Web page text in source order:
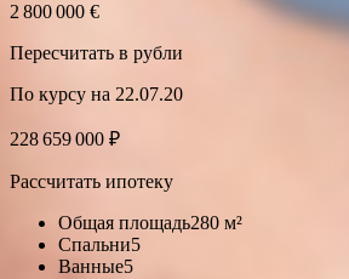
2 800 000 €
Пересчитать в рубли
По курсу на 22.07.20
228 659 000 ₽
Рассчитать ипотеку
Общая площадь280 м²
Спальни5
Ванные5